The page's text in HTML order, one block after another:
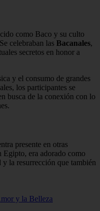
como Baco y su culto
celebraban las Bacanales,
secretos en honor a
y el consumo de grandes
los participantes se
busca de la conexión con lo
presente en otras
era adorado como
la resurrección que también
y la Belleza